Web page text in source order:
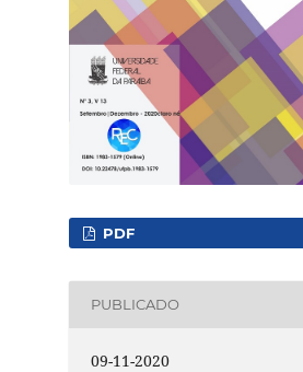
PDF
PUBLICADO
09-11-2020